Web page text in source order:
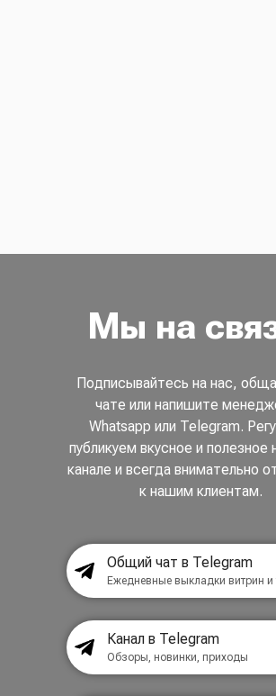
Мы на
Подписывайтесь на нас,
чате или напишите
Whatsapp или Telegram.
публикуем вкусное и полезное
канале и всегда внимательно
к нашим клиентам.
Общий чат в Telegram
Ежедневные выкладки витрин и
Канал в Telegram
Обзоры, новинки, приходы